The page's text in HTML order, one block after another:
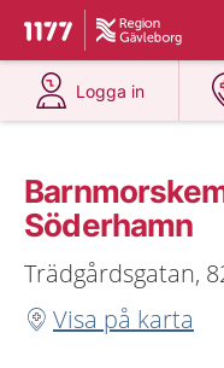
Till startsidan för 1177
Du har valt
Logga in
på 1177.se
Söderhamn
Trädgårdsgatan,
Visa på karta